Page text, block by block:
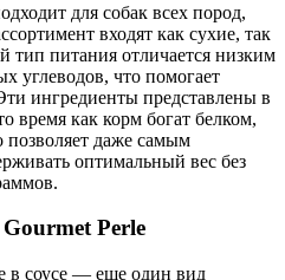
для собак всех пород,
входят как сухие, так
питания отличается низким
углеводов, что помогает
ингредиенты представлены в
время как корм богат белком,
позволяет даже самым
оптимальный вес без
Perle
в соусе — еще один вид